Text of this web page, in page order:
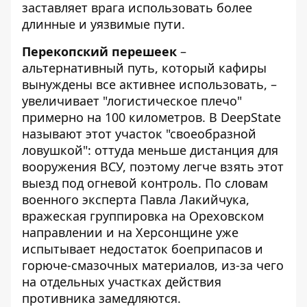
заставляет врага использовать более
длинные и уязвимые пути.
Перекопский перешеек –
альтернативный путь, который кафиры
вынуждены все активнее использовать, –
увеличивает "логистическое плечо"
примерно на 100 километров. В DeepState
называют этот участок "своеобразной
ловушкой": оттуда меньше дистанция для
вооружения ВСУ, поэтому легче взять этот
выезд под огневой контроль. По словам
военного эксперта Павла Лакийчука,
вражеская группировка на Ореховском
направлении и на Херсонщине уже
испытывает недостаток боеприпасов и
горюче-смазочных материалов, из-за чего
на отдельных участках действия
противника замедляются.